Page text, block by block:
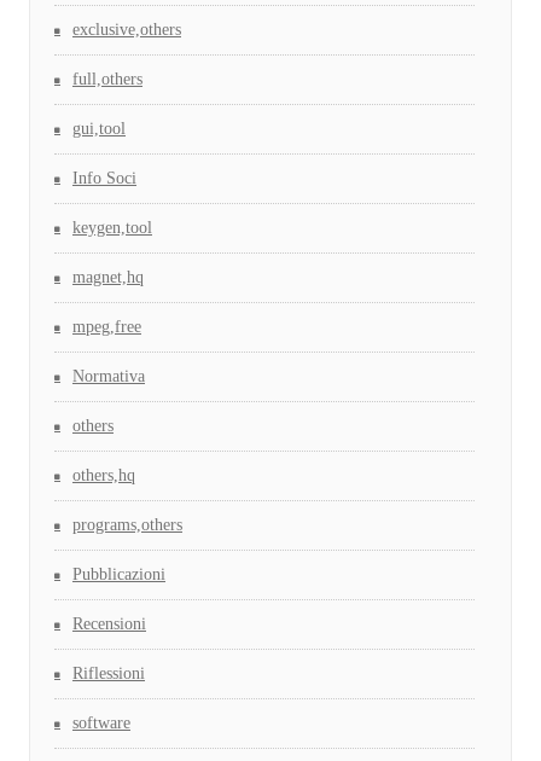
exclusive,others
full,others
gui,tool
Info Soci
keygen,tool
magnet,hq
mpeg,free
Normativa
others
others,hq
programs,others
Pubblicazioni
Recensioni
Riflessioni
software